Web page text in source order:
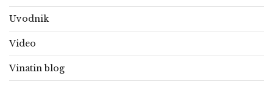
Uvodnik
Video
Vinatin blog